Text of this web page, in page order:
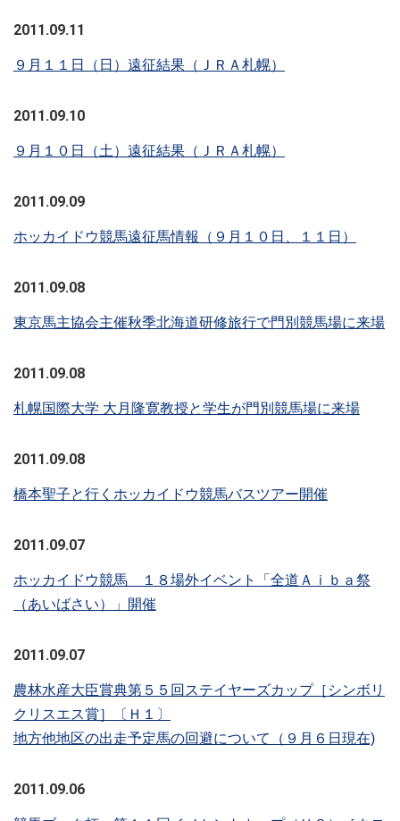
2011.09.11
９月１１日（日）遠征結果（ＪＲＡ札幌）
2011.09.10
９月１０日（土）遠征結果（ＪＲＡ札幌）
2011.09.09
ホッカイドウ競馬遠征馬情報（９月１０日、１１日）
2011.09.08
東京馬主協会主催秋季北海道研修旅行で門別競馬場に来場
2011.09.08
札幌国際大学 大月隆寛教授と学生が門別競馬場に来場
2011.09.08
橋本聖子と行くホッカイドウ競馬バスツアー開催
2011.09.07
ホッカイドウ競馬 １８場外イベント「全道Ａｉｂａ祭
（あいばさい）」開催
2011.09.07
農林水産大臣賞典第５５回ステイヤーズカップ［シンボリ
クリスエス賞］〔Ｈ１〕
地方他地区の出走予定馬の回避について（９月６日現在)
2011.09.06